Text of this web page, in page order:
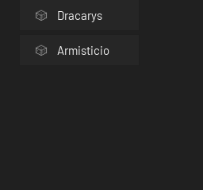
Dracarys
Armisticio